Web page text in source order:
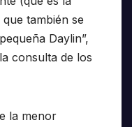
también se
Daylin”,
consulta de los
la menor